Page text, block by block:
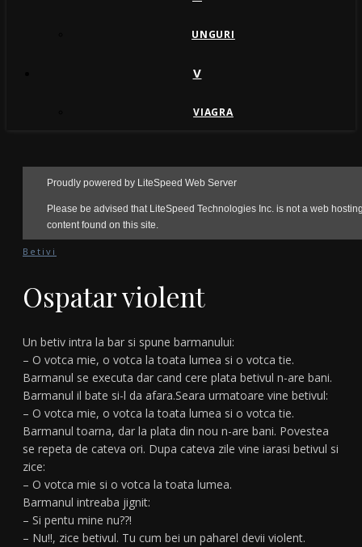
UNGURI
V
VIAGRA
Betivi
Ospatar violent
Un betiv intra la bar si spune barmanului:
– O votca mie, o votca la toata lumea si o votca tie.
Barmanul se executa dar cand cere plata betivul n-are bani.
Barmanul il bate si-l da afara.Seara urmatoare vine betivul:
– O votca mie, o votca la toata lumea si o votca tie.
Barmanul toarna, dar la plata din nou n-are bani. Povestea
se repeta de cateva ori. Dupa cateva zile vine iarasi betivul si
zice:
– O votca mie si o votca la toata lumea.
Barmanul intreaba jignit:
– Si pentu mine nu??!
– Nu!!, zice betivul. Tu cum bei un paharel devii violent.